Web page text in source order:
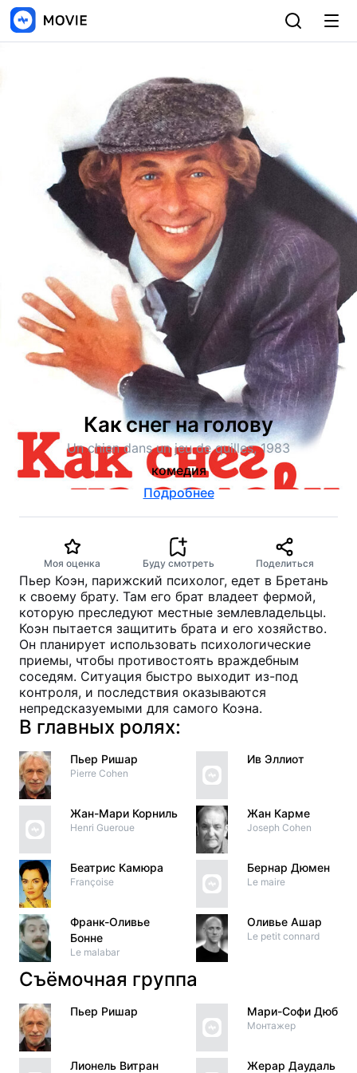
Как снег на голову
Un chien dans un jeu de quilles, 1983
комедия
Подробнее
Моя оценка Буду смотреть Поделиться
Пьер Коэн, парижский психолог, едет в Бретань
к своему брату. Там его брат владеет фермой,
которую преследуют местные землевладельцы.
Коэн пытается защитить брата и его хозяйство.
Он планирует использовать психологические
приемы, чтобы противостоять враждебным
соседям. Ситуация быстро выходит из-под
контроля, и последствия оказываются
непредсказуемыми для самого Коэна.
В главных ролях:
Пьер Ришар
Pierre Cohen
Жан-Мари Корниль
Henri Gueroue
Беатрис Камюра
Françoise
Франк-Оливье
Бонне
Le malabar
Ив Эллиот
Жан Карме
Joseph Cohen
Бернар Дюмен
Le maire
Оливье Ашар
Le petit connard
Съёмочная группа
Пьер Ришар
Лионель Витран
Мари-Софи Дюбю
Монтажер
Жерар Даудаль